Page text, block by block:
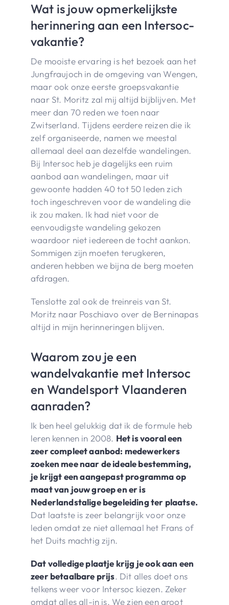
Wat is jouw opmerkelijkste
herinnering aan een Intersoc-
vakantie?
De mooiste ervaring is het bezoek aan het
Jungfraujoch in de omgeving van Wengen,
maar ook onze eerste groepsvakantie
naar St. Moritz zal mij altijd bijblijven. Met
meer dan 70 reden we toen naar
Zwitserland. Tijdens eerdere reizen die ik
zelf organiseerde, namen we meestal
allemaal deel aan dezelfde wandelingen.
Bij Intersoc heb je dagelijks een ruim
aanbod aan wandelingen, maar uit
gewoonte hadden 40 tot 50 leden zich
toch ingeschreven voor de wandeling die
ik zou maken. Ik had niet voor de
eenvoudigste wandeling gekozen
waardoor niet iedereen de tocht aankon.
Sommigen zijn moeten terugkeren,
anderen hebben we bijna de berg moeten
afdragen.
Tenslotte zal ook de treinreis van St.
Moritz naar Poschiavo over de Berninapas
altijd in mijn herinneringen blijven.
Waarom zou je een
wandelvakantie met Intersoc
en Wandelsport Vlaanderen
aanraden?
Ik ben heel gelukkig dat ik de formule heb
leren kennen in 2008. Het is vooral een
zeer compleet aanbod: medewerkers
zoeken mee naar de ideale bestemming,
je krijgt een aangepast programma op
maat van jouw groep en er is
Nederlandstalige begeleiding ter plaatse.
Dat laatste is zeer belangrijk voor onze
leden omdat ze niet allemaal het Frans of
het Duits machtig zijn.
Dat volledige plaatje krijg je ook aan een
zeer betaalbare prijs. Dit alles doet ons
telkens weer voor Intersoc kiezen. Zeker
omdat alles all-in is. We zien een groot